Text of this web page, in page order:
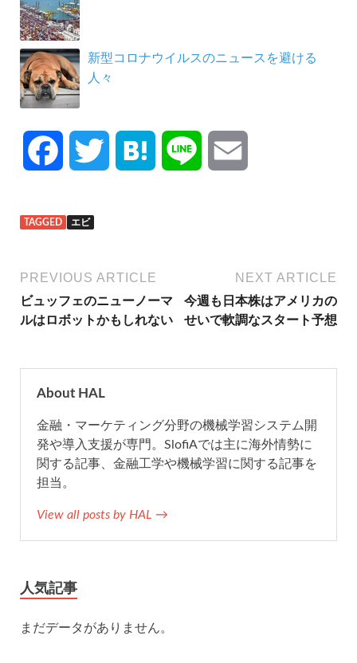
新型コロナウイルスのニュースを避ける
人々
c
e
b
o
k
t
t
i
l
TAGGED エビ
PREVIOUS ARTICLE
ビュッフェのニューノーマ
ルはロボットかもしれない
NEXT ARTICLE
今週も日本株はアメリカの
せいで軟調なスタート予想
About HAL
金融・マーケティング分野の機械学習システム開
発や導入支援が専門。SlofiAでは主に海外情勢に
関する記事、金融工学や機械学習に関する記事を
担当。
View all posts by HAL →
人気記事
まだデータがありません。